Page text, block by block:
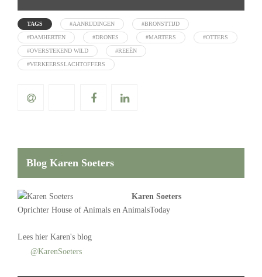
TAGS #AANRIJDINGEN #BRONSTTIJD
#DAMHERTEN #DRONES #MARTERS #OTTERS
#OVERSTEKEND WILD #REEËN
#VERKEERSSLACHTOFFERS
Blog Karen Soeters
Karen Soeters
Oprichter House of Animals en AnimalsToday
Lees hier Karen's blog
@KarenSoeters